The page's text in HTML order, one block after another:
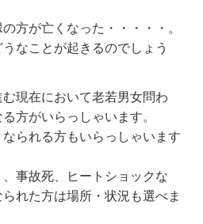
方が亡くなった・・・・・。
なことが起きるのでしょう
現在において老若男女問わ
方がいらっしゃいます。
られる方もいらっしゃいます
事故死、ヒートショックな
れた方は場所・状況も選べま